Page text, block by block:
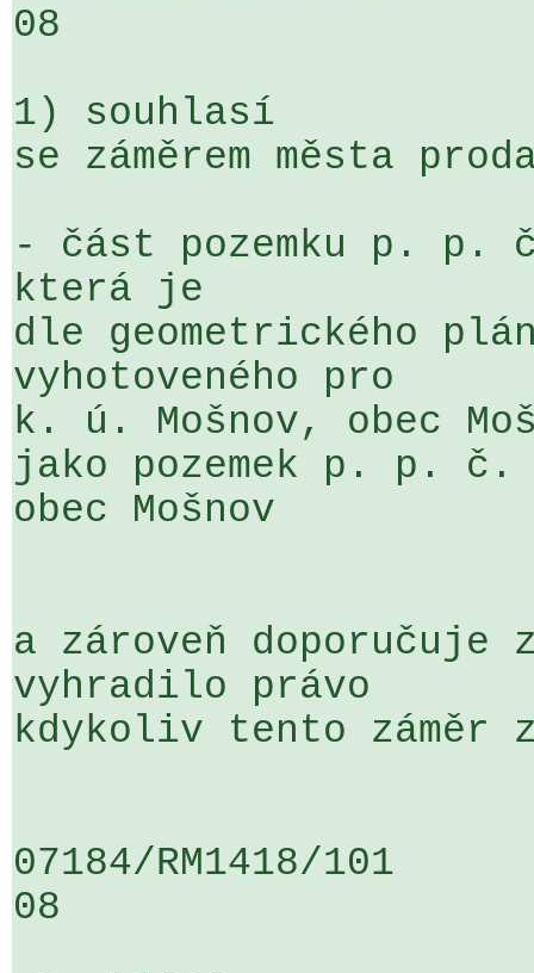
08
1) souhlasí
se záměrem města
- část pozemku p. p.
která je
dle geometrického
vyhotoveného pro
k. ú. Mošnov, obec
jako pozemek p. p. č.
obec Mošnov
a zároveň
vyhradilo právo
kdykoliv tento záměr
07184/RM1418/
08